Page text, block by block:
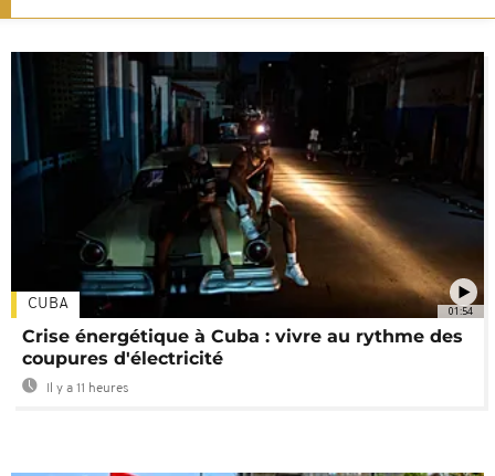
01:54
CUBA
Crise énergétique à Cuba : vivre au rythme des
coupures d'électricité
Il y a 11 heures